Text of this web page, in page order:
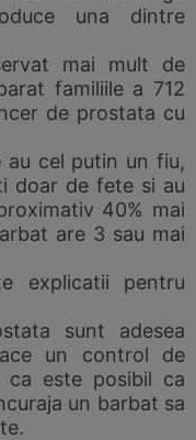
una dintre
mai mult de
familiile a 712
de prostata cu
au cel putin un fiu,
doar de fete si au
40% mai
are 3 sau mai
explicatii pentru
sunt adesea
un control de
ca este posibil ca
un barbat sa